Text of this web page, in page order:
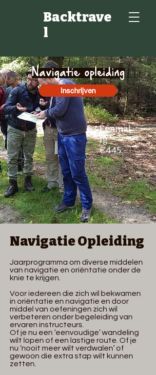
Backtrave
l
Navigatie opleiding
Inschrijven
Éénmal
ig
€445,-
Navigatie Opleiding
Jaarprogramma om diverse middelen
van navigatie en oriëntatie onder de
knie te krijgen.
Voor iedereen die zich wil bekwamen
in oriëntatie en navigatie en door
middel van oefeningen zich wil
verbeteren onder begeleiding van
ervaren instructeurs.
Of je nu een ‘eenvoudige’ wandeling
wilt lopen of een lastige route. Of je
nu ‘nooit meer wilt verdwalen’ of
gewoon die extra stap wilt kunnen
zetten.